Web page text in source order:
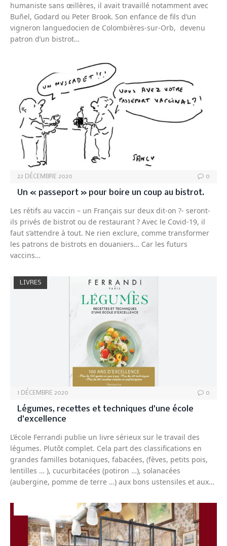
humaniste sans œillères, il avait travaillé notamment avec
Buñel, Godard ou Peter Brook. Son enfance de fils d’un
vigneron languedocien de Colombières-sur-Orb, devenu
patron d’un bistrot…
22 DÉCEMBRE 2020 0
Un « passeport » pour boire un coup au bistrot.
Les rétifs au vaccin – un Français sur deux dit-on ?- seront-
ils privés de bistrot ou de restaurant ? Avec le Covid-19, il
faut s’attendre à tout. Ne rien exclure, comme transformer
les patrons de bistrots en douaniers… Car les futurs
vaccins…
LIVRES
1 DÉCEMBRE 2020 0
Légumes, recettes et techniques d’une école
d’excellence
L’école Ferrandi publie un livre sérieux sur le travail des
légumes. Plutôt complet. Cela part des classifications en
grandes familles botaniques, fabacées, (fèves, petits pois,
lentilles … ), cucurbitacées (potiron …), solanacées
(aubergine, pomme de terre …) aux bons ustensiles et aux…